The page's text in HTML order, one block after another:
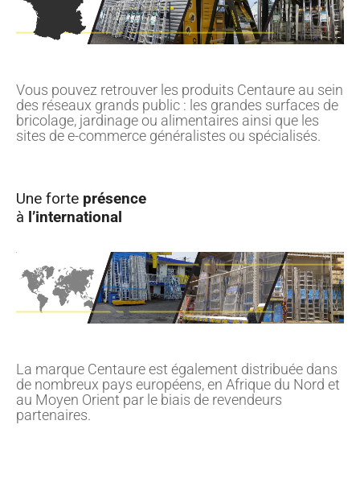
Vous pouvez retrouver les produits Centaure au sein
des réseaux grands public : les grandes surfaces de
bricolage, jardinage ou alimentaires ainsi que les
sites de e-commerce généralistes ou spécialisés.
Une forte présence
à l’international
La marque Centaure est également distribuée dans
de nombreux pays européens, en Afrique du Nord et
au Moyen Orient par le biais de revendeurs
partenaires.